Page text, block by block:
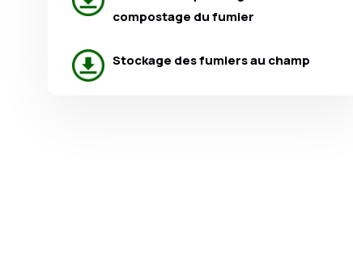
compostage du fumier
Stockage des fumiers au champ